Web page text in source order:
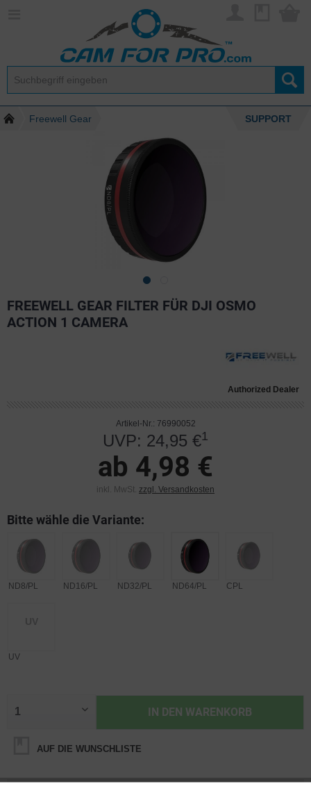
Freewell Gear SUPPORT
FREEWELL GEAR FILTER FÜR DJI OSMO
ACTION 1 CAMERA
Authorized Dealer
Artikel-Nr.: 76990052
UVP: 24,95 €1
ab 4,98 €
inkl. MwSt. zzgl. Versandkosten
Bitte wähle die Variante:
ND8/PL ND16/PL ND32/PL ND64/PL CPL
UV
IN DEN WARENKORB
AUF DIE WUNSCHLISTE